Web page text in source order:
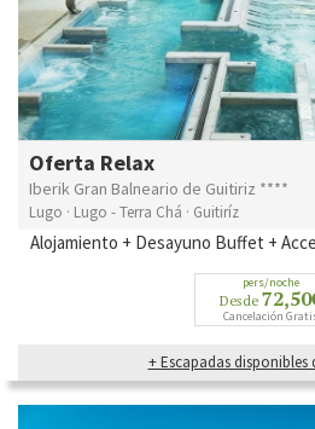
Oferta Relax
Iberik Gran Balneario de Guitiriz ****
Lugo · Lugo - Terra Chá · Guitiríz
Alojamiento + Desayuno Buffet +
pers/noche
Desde
Cancelación
+ Escapadas disponibles